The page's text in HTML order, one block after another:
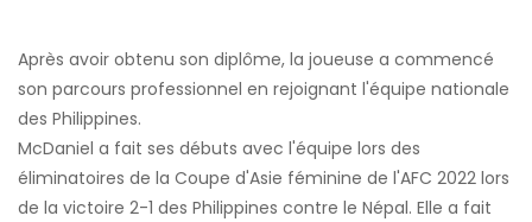
Après avoir obtenu son diplôme, la joueuse a commencé
son parcours professionnel en rejoignant l'équipe nationale
des Philippines.
McDaniel a fait ses débuts avec l'équipe lors des
éliminatoires de la Coupe d'Asie féminine de l'AFC 2022 lors
de la victoire 2-1 des Philippines contre le Népal. Elle a fait